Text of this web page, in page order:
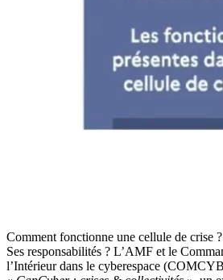
Comment fonctionne une cellule de crise
Ses responsabilités ? L’AMF et le
l’Intérieur dans le cyberespace